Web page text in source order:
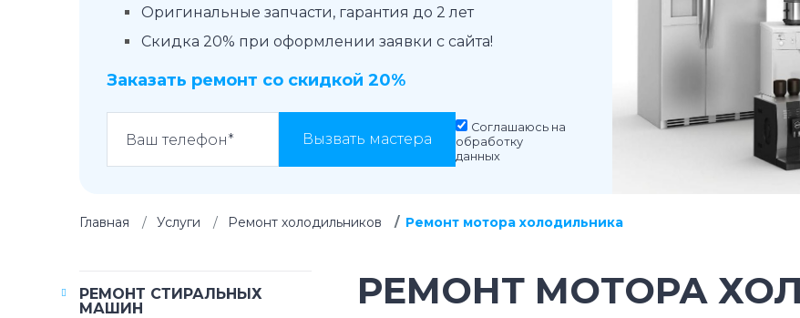
Оригинальные запчасти, гарантия до 2 лет
Скидка 20% при оформлении заявки с сайта!
Заказать ремонт со скидкой 20%
Вызвать мастера
Соглашаюсь на
обработку
данных
Главная Услуги Ремонт холодильников Ремонт мотора холодильника
РЕМОНТ МОТОРА
РЕМОНТ СТИРАЛЬНЫХ
МАШИН